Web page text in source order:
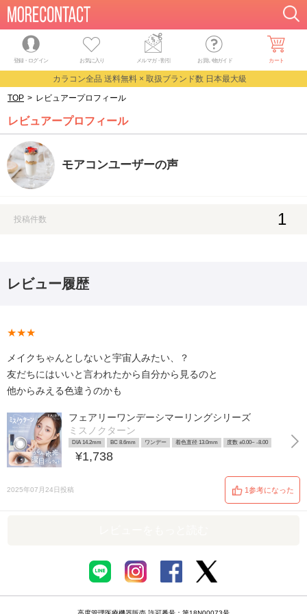
登録・ログイン お気に入り メルマガ・割引 お買い物ガイド カート
カラコン全品 送料無料 × 取扱ブランド数 日本最大級
TOP > レビュアープロフィール
レビュアープロフィール
モアコンユーザーの声
投稿件数 1
レビュー履歴
★★★
メイクちゃんとしないと宇宙人みたい、？
友だちにはいいと言われたから自分から見るのと
他からみえる色違うのかも
フェアリーワンデーシマーリングシリーズ
ミスノクターン
DIA 14.2mm BC 8.6mm ワンデー 着色直径 13.0mm 度数 ±0.00~ -8.00
¥1,738
2025年07月24日投稿 1参考になった